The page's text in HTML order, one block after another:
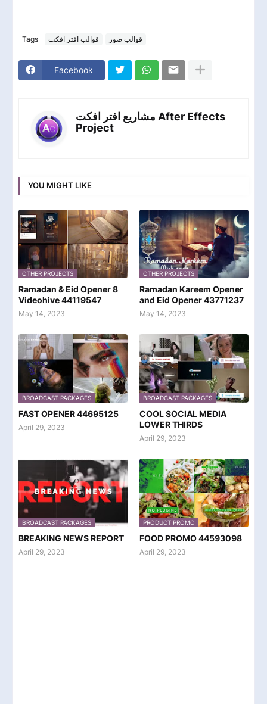
Tags قوالب افتر افكت قوالب صور
Facebook
مشاريع افتر افكت After Effects
Project
YOU MIGHT LIKE
OTHER PROJECTS
Ramadan & Eid Opener 8
Videohive 44119547
May 14, 2023
OTHER PROJECTS
Ramadan Kareem Opener
and Eid Opener 43771237
May 14, 2023
BROADCAST PACKAGES
FAST OPENER 44695125
April 29, 2023
BROADCAST PACKAGES
COOL SOCIAL MEDIA
LOWER THIRDS
April 29, 2023
BROADCAST PACKAGES
BREAKING NEWS REPORT
April 29, 2023
PRODUCT PROMO
FOOD PROMO 44593098
April 29, 2023